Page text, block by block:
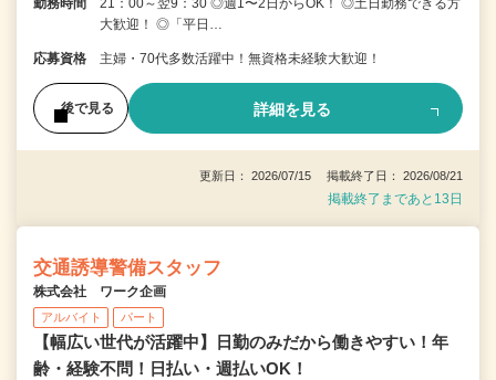
勤務時間
21：00～翌9：30 ◎週1〜2日からOK！ ◎土日勤務できる方
大歓迎！ ◎「平日…
応募資格 主婦・70代多数活躍中！無資格未経験大歓迎！
後で見る 詳細を見る
更新日： 2026/07/15 掲載終了日： 2026/08/21
掲載終了まであと13日
交通誘導警備スタッフ
株式会社 ワーク企画
アルバイト パート
【幅広い世代が活躍中】日勤のみだから働きやすい！年
齢・経験不問！日払い・週払いOK！